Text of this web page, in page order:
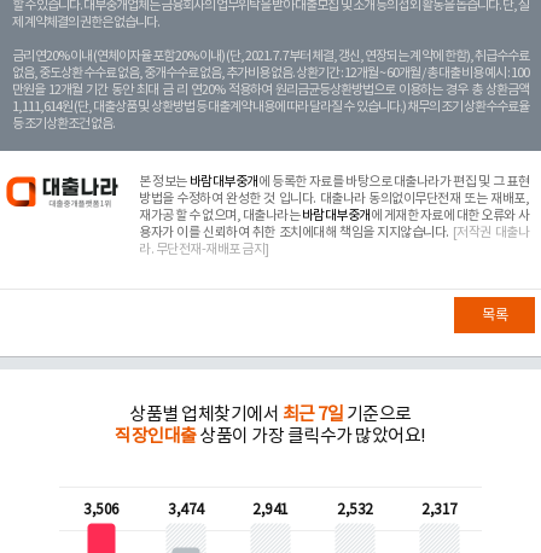
할 수 있습니다. 대부중개업체는 금융회사의 업무위탁을 받아 대출모집 및 소개 등의 섭외 활동을 돕습니다. 단, 실
제 계약체결의 권한은 없습니다.
금리 연20% 이내 (연체이자율 포함 20% 이내) (단, 2021. 7. 7부터 체결, 갱신, 연장되는 계 약에 한함), 취급수수료
없음, 중도상환 수수료 없음, 중개수수료 없음, 추가비용 없음. 상환기간 : 12개월 ~ 60개월 / 총 대출 비용 예시 : 100
만원을 12개월 기간 동안 최대 금 리 연20% 적용하여 원리금균등상환방법으로 이용하는 경우 총 상환금액
1,111,614원 (단, 대출상품 및 상환방법 등 대출계약 내용에 따라 달라질 수 있습니다.) 채무의 조기 상환수수료율
등 조기상환조건 없음.
본 정보는 바람대부중개 에 등록한 자료를 바탕으로 대출나라가 편집 및 그 표현
방법을 수정하여 완성한 것 입니다. 대출나라 동의없이무단전재 또는 재배포,
재가공 할 수 없으며, 대출나라는바람대부중개 에 게재한 자료에 대한 오류와 사
용자가 이를 신뢰하여 취한 조치에대해 책임을 지지않습니다. [저작권 대출나
라. 무단전재-재배포 금지]
목록
상품별 업체찾기에서 최근 7일 기준으로
직장인대출상품이 가장 클릭수가 많았어요!
3,506 3,474 2,941 2,532 2,317